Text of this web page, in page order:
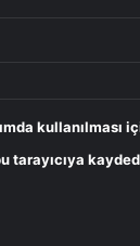
kullanılması
tarayıcıya